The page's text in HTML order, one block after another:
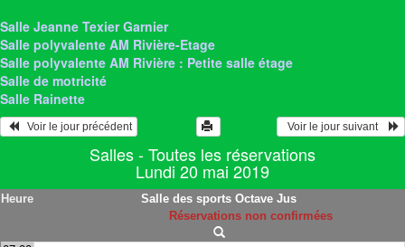
Salle Jeanne Texier Garnier
Salle polyvalente AM Rivière-Etage
Salle polyvalente AM Rivière : Petite salle étage
Salle de motricité
Salle Rainette
   Voir le jour précédent
  Voir le jour suivant
Salles - Toutes les réservations
Lundi 20 mai 2019
Heure
Salle des sports Octave Jus
Réservations non confirmées